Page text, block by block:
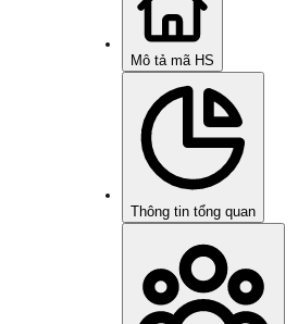
Mô tả mã HS
Thông tin tổng quan